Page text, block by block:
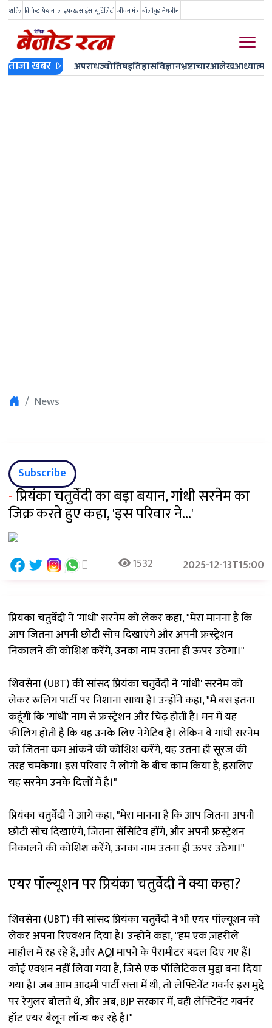
शक्ति क्रिकेट फैशन लाइफ & साइंस यूटिलिटी जीवन मंत्र बॉलीवुड मैगजीन
ताजा खबर अपराधज्योतिषइतिहासविज्ञानभ्रष्टाचारआलेखआध्यात्म
News
Subscribe
-प्रियंका चतुर्वेदी का बड़ा बयान, गांधी सरनेम का
जिक्र करते हुए कहा, 'इस परिवार ने...'
1532 2025-12-13T15:00
प्रियंका चतुर्वेदी ने 'गांधी' सरनेम को लेकर कहा, "मेरा मानना ​​है कि
आप जितना अपनी छोटी सोच दिखाएंगे और अपनी फ्रस्ट्रेशन
निकालने की कोशिश करेंगे, उनका नाम उतना ही ऊपर उठेगा।"
शिवसेना (UBT) की सांसद प्रियंका चतुर्वेदी ने 'गांधी' सरनेम को
लेकर रूलिंग पार्टी पर निशाना साधा है। उन्होंने कहा, "मैं बस इतना
कहूंगी कि 'गांधी' नाम से फ्रस्ट्रेशन और चिढ़ होती है। मन में यह
फीलिंग होती है कि यह उनके लिए नेगेटिव है। लेकिन वे गांधी सरनेम
को जितना कम आंकने की कोशिश करेंगे, यह उतना ही सूरज की
तरह चमकेगा। इस परिवार ने लोगों के बीच काम किया है, इसलिए
यह सरनेम उनके दिलों में है।"
प्रियंका चतुर्वेदी ने आगे कहा, "मेरा मानना ​​है कि आप जितना अपनी
छोटी सोच दिखाएंगे, जितना सेंसिटिव होंगे, और अपनी फ्रस्ट्रेशन
निकालने की कोशिश करेंगे, उनका नाम उतना ही ऊपर उठेगा।"
एयर पॉल्यूशन पर प्रियंका चतुर्वेदी ने क्या कहा?
शिवसेना (UBT) की सांसद प्रियंका चतुर्वेदी ने भी एयर पॉल्यूशन को
लेकर अपना रिएक्शन दिया है। उन्होंने कहा, "हम एक ज़हरीले
माहौल में रह रहे हैं, और AQI मापने के पैरामीटर बदल दिए गए हैं।
कोई एक्शन नहीं लिया गया है, जिसे एक पॉलिटिकल मुद्दा बना दिया
गया है। जब आम आदमी पार्टी सत्ता में थी, तो लेफ्टिनेंट गवर्नर इस मुद्दे
पर रेगुलर बोलते थे, और अब, BJP सरकार में, वही लेफ्टिनेंट गवर्नर
हॉट एयर बैलून लॉन्च कर रहे हैं।"